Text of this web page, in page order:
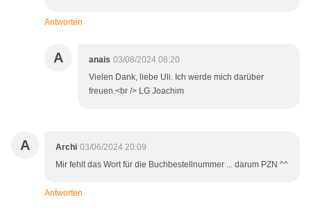
Antworten
A anais 03/08/2024 08:20
Vielen Dank, liebe Uli. Ich werde mich darüber
freuen.<br /> LG Joachim
A Archi 03/06/2024 20:09
Mir fehlt das Wort für die Buchbestellnummer ... darum PZN ^^
Antworten